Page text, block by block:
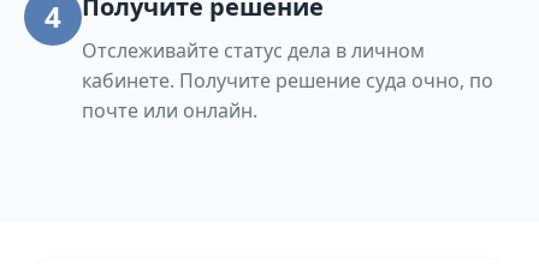
4 Получите решение
Отслеживайте статус дела в личном
кабинете. Получите решение суда очно, по
почте или онлайн.